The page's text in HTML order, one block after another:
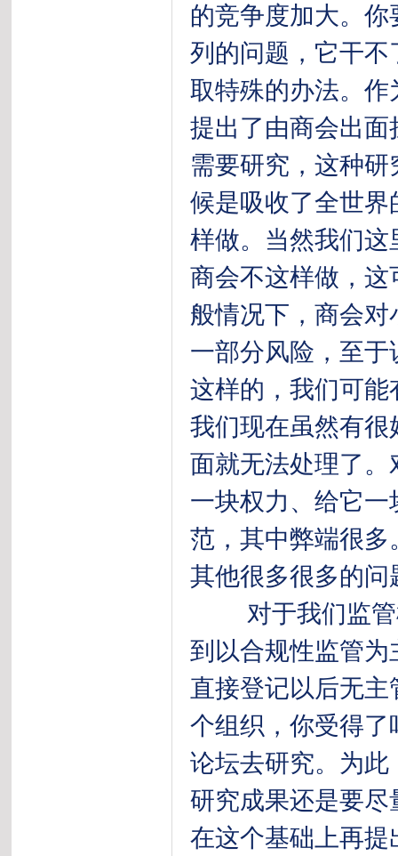
的竞争度加大。
列的问题，它干
取特殊的办法。
提出了由商会出
需要研究，这种
候是吸收了全世
样做。当然我们
商会不这样做，
般情况下，商会
一部分风险，至
这样的，我们可
我们现在虽然有
面就无法处理了
一块权力、给它
范，其中弊端很
其他很多很多的
对于我们监管
到以合规性监管
直接登记以后无
个组织，你受得
论坛去研究。为
研究成果还是要
在这个基础上再